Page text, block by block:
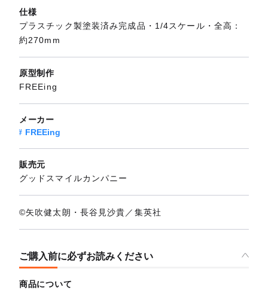
仕様
プラスチック製塗装済み完成品・1/4スケール・全高：
約270mm
原型制作
FREEing
メーカー
FREEing
販売元
グッドスマイルカンパニー
©矢吹健太朗・長谷見沙貴／集英社
ご購入前に必ずお読みください
商品について